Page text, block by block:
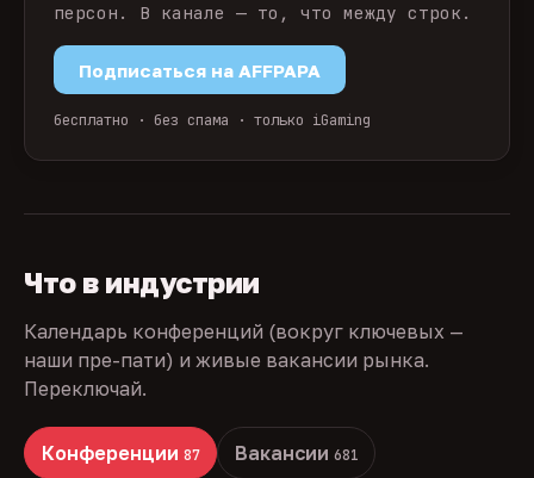
персон. В канале — то, что между строк.
Подписаться на AFFPAPA
бесплатно · без спама · только iGaming
Что в индустрии
Календарь конференций (вокруг ключевых —
наши пре-пати) и живые вакансии рынка.
Переключай.
Конференции 87 Вакансии 681